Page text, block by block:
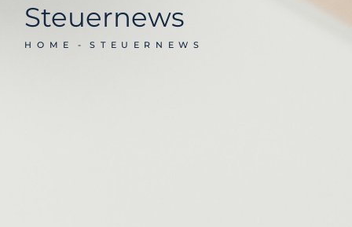
Steuernews
HOME STEUERNEWS